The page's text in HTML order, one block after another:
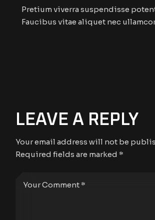
Pretium viverra suspendisse
Faucibus vitae aliquet nec
LEAVE A REPLY
Your email address will not be
Required fields are marked *